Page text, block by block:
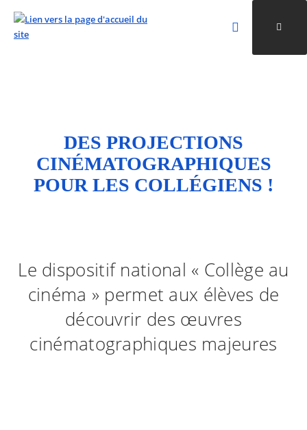
Rechercher
Valider la
DES PROJECTIONS
CINÉMATOGRAPHIQUES
POUR LES COLLÉGIENS !
Le dispositif national « Collège au
cinéma » permet aux élèves de
découvrir des œuvres
cinématographiques majeures